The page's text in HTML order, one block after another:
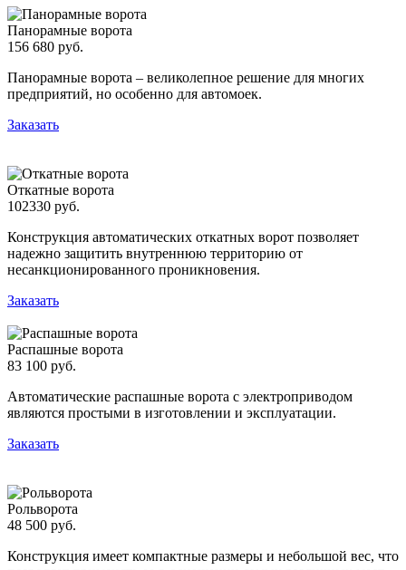
Панорамные ворота
156 680 руб.
Панорамные ворота – великолепное решение для многих
предприятий, но особенно для автомоек.
Заказать
Откатные ворота
102330 руб.
Конструкция автоматических откатных ворот позволяет
надежно защитить внутреннюю территорию от
несанкционированного проникновения.
Заказать
Распашные ворота
83 100 руб.
Автоматические распашные ворота с электроприводом
являются простыми в изготовлении и эксплуатации.
Заказать
Рольворота
48 500 руб.
Конструкция имеет компактные размеры и небольшой вес, что